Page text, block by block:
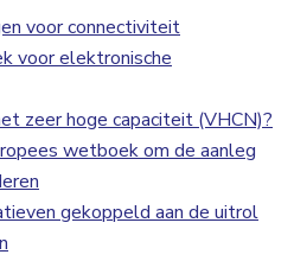
voor connectiviteit
voor elektronische
zeer hoge capaciteit (VHCN)?
wetboek om de aanleg
gekoppeld aan de uitrol